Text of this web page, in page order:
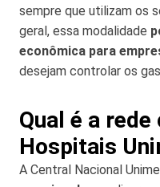
sempre que utilizam os
geral, essa modalidade
econômica para
desejam controlar os
Qual é a
Hospitais
A Central Nacional